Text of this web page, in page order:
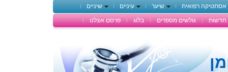
אסתטיקה רפואית שיער עיניים
שיניים
חדשות
גולשים מספרים בלוג פרסם אצלנו